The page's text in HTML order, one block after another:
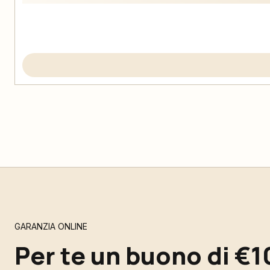
GARANZIA ONLINE
Per te un buono di